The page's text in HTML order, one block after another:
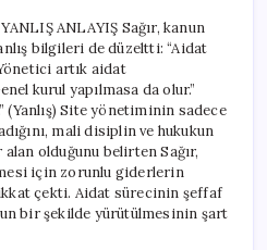
ANLAYIŞ Sağır, kanun
bilgileri de düzeltti: “Aidat
artık aidat
kurul yapılmasa da olur.”
(Yanlış) Site yönetiminin sadece
mali disiplin ve hukukun
olduğunu belirten Sağır,
için zorunlu giderlerin
çekti. Aidat sürecinin şeffaf
bir şekilde yürütülmesinin şart